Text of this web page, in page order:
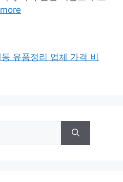
유품정리 업체 가격 비